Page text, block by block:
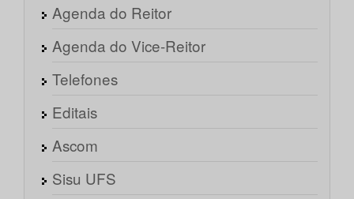
Agenda do Reitor
Agenda do Vice-Reitor
Telefones
Editais
Ascom
Sisu UFS